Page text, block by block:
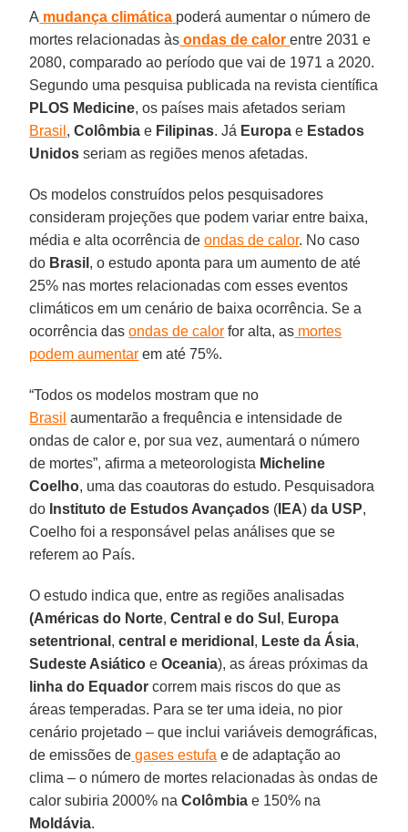
A mudança climática poderá aumentar o número de
mortes relacionadas às ondas de calor entre 2031 e
2080, comparado ao período que vai de 1971 a 2020.
Segundo uma pesquisa publicada na revista científica
PLOS Medicine, os países mais afetados seriam
Brasil , Colômbiae Filipinas. Já Europa e Estados
Unidos seriam as regiões menos afetadas.
Os modelos construídos pelos pesquisadores
consideram projeções que podem variar entre baixa,
média e alta ocorrência deondas de calor. No caso
do Brasil , o estudo aponta para um aumento de até
25% nas mortes relacionadas com esses eventos
climáticos em um cenário de baixa ocorrência. Se a
ocorrência dasondas de calor for alta, as mortes
podem aumentar em até 75%.
“Todos os modelos mostram que no
Brasil aumentarão a frequência e intensidade de
ondas de calor e, por sua vez, aumentará o número
de mortes”, afirma a meteorologista Micheline
Coelho, uma das coautoras do estudo. Pesquisadora
do Instituto de Estudos Avançados ( IEA) da USP,
Coelho foi a responsável pelas análises que se
referem ao País.
O estudo indica que, entre as regiões analisadas
(Américas do Norte, Central e do Sul , Europa
setentrional , central e meridional , Leste da Ásia,
Sudeste Asiáticoe Oceania), as áreas próximas da
linha do Equador correm mais riscos do que as
áreas temperadas. Para se ter uma ideia, no pior
cenário projetado – que inclui variáveis demográficas,
de emissões de gases estufa e de adaptação ao
clima – o número de mortes relacionadas às ondas de
calor subiria 2000% naColômbia e 150% na
Moldávia.